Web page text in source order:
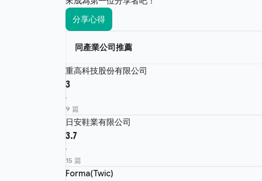
分享心得
同產業公司推薦
重高科技股份有限公司
3
·
9 篇
日安鞋業有限公司
3.7
·
15 篇
Forma(Twic)